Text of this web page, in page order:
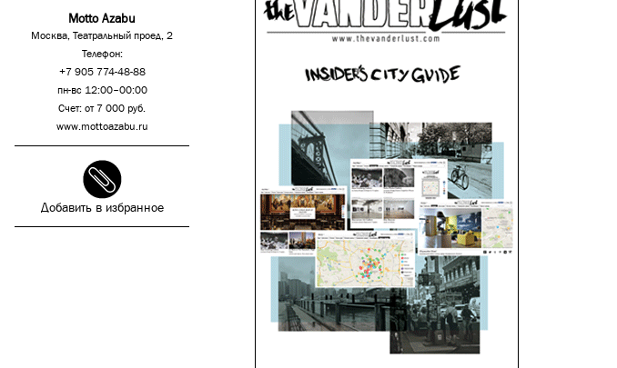
Motto Azabu
Москва, Театральный проед, 2
Телефон:
+7 905 774-48-88
пн-вс 12:00–00:00
Счет: от 7 000 руб.
www.mottoazabu.ru
Добавить в избранное